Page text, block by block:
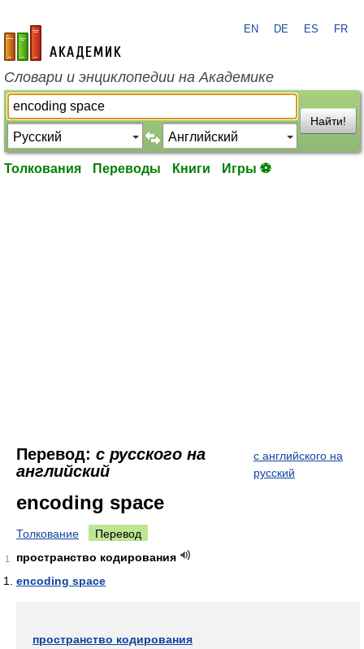
academic.ru
EN DE ES FR
Словари и энциклопедии на Академике
Найти!
Толкования Переводы Книги Игры ⚽
Перевод: с русского на
английский
с английского на
русский
encoding space
Толкование Перевод
1
пространство кодирования
encoding space
пространство кодирования